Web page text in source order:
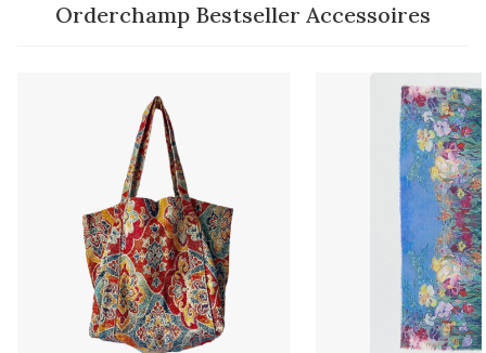
Orderchamp Bestseller Accessoires